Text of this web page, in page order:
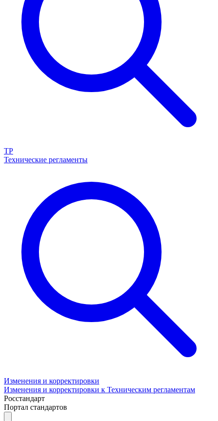
ТР
Технические регламенты
Изменения и корректировки
Изменения и корректировки к Техническим регламентам
Росстандарт
Портал стандартов